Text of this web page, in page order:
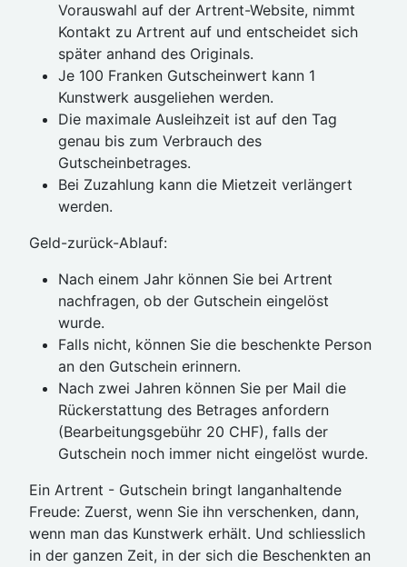
Vorauswahl auf der Artrent-Website, nimmt
Kontakt zu Artrent auf und entscheidet sich
später anhand des Originals.
Je 100 Franken Gutscheinwert kann 1
Kunstwerk ausgeliehen werden.
Die maximale Ausleihzeit ist auf den Tag
genau bis zum Verbrauch des
Gutscheinbetrages.
Bei Zuzahlung kann die Mietzeit verlängert
werden.
Geld-zurück-Ablauf:
Nach einem Jahr können Sie bei Artrent
nachfragen, ob der Gutschein eingelöst
wurde.
Falls nicht, können Sie die beschenkte Person
an den Gutschein erinnern.
Nach zwei Jahren können Sie per Mail die
Rückerstattung des Betrages anfordern
(Bearbeitungsgebühr 20 CHF), falls der
Gutschein noch immer nicht eingelöst wurde.
Ein Artrent - Gutschein bringt langanhaltende
Freude: Zuerst, wenn Sie ihn verschenken, dann,
wenn man das Kunstwerk erhält. Und schliesslich
in der ganzen Zeit, in der sich die Beschenkten an